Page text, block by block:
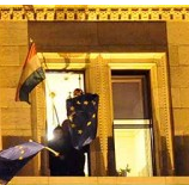
aiuto?